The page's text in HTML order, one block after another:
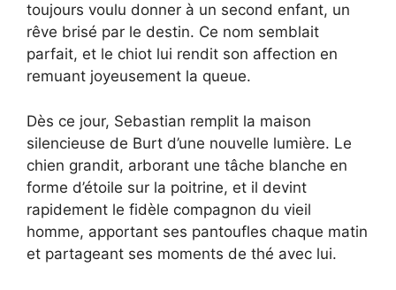
toujours voulu donner à un second enfant, un
rêve brisé par le destin. Ce nom semblait
parfait, et le chiot lui rendit son affection en
remuant joyeusement la queue.
Dès ce jour, Sebastian remplit la maison
silencieuse de Burt d’une nouvelle lumière. Le
chien grandit, arborant une tâche blanche en
forme d’étoile sur la poitrine, et il devint
rapidement le fidèle compagnon du vieil
homme, apportant ses pantoufles chaque matin
et partageant ses moments de thé avec lui.